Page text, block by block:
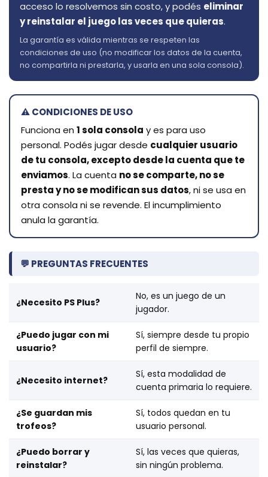
acceso lo resolvemos sin costo, y podés eliminar
y reinstalar el juego las veces que quieras.
La garantía es válida mientras se respeten las
condiciones de uso (no modificar los datos de la cuenta,
no compartirla ni prestarla, y usarla en una sola consola).
⚠️ CONDICIONES DE USO
Funciona en 1 sola consola y es para uso
personal. Podés jugar desde cualquier usuario
de tu consola, excepto desde la cuenta que te
enviamos. La cuenta no se comparte, no se
presta y no se modifican sus datos, ni se usa en
otra consola ni se revende. El incumplimiento
anula la garantía.
💬 PREGUNTAS FRECUENTES
¿Necesito PS Plus?
No, es un juego de un
jugador.
¿Puedo jugar con mi
usuario?
Sí, siempre desde tu propio
perfil de siempre.
¿Necesito internet?
Sí, esta modalidad de
cuenta primaria lo requiere.
¿Se guardan mis
trofeos?
Sí, todos quedan en tu
usuario personal.
¿Puedo borrar y
reinstalar?
Sí, las veces que quieras,
sin ningún problema.